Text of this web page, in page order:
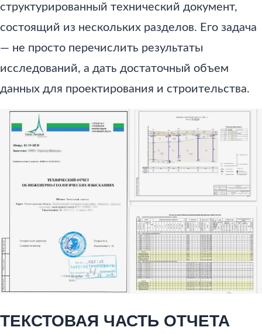
структурированный технический документ,
состоящий из нескольких разделов. Его задача
— не просто перечислить результаты
исследований, а дать достаточный объем
данных для проектирования и строительства.
ТЕКСТОВАЯ ЧАСТЬ ОТЧЕТА